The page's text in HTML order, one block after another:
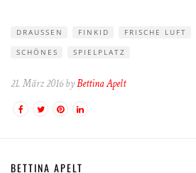
DRAUSSEN FINKID FRISCHE LUFT
SCHÖNES
SPIELPLATZ
21. März 2016 byBettina Apelt
BETTINA APELT